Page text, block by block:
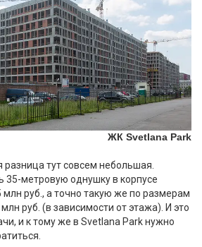
ЖК Svetlana Park
разница тут совсем небольшая.
35-метровую однушку в корпусе
млн руб., а точно такую же по размерам
руб. (в зависимости от этажа). И это
и к тому же в Svetlana Park нужно